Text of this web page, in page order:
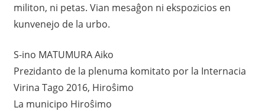
militon, ni petas. Vian mesaĝon ni ekspozicios en
kunvenejo de la urbo.
S-ino MATUMURA Aiko
Prezidanto de la plenuma komitato por la Internacia
Virina Tago 2016, Hiroŝimo
La municipo Hiroŝimo